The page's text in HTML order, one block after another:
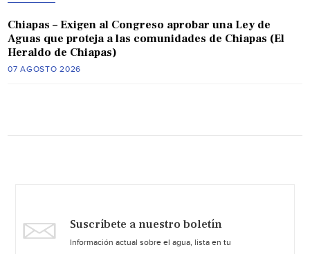
Chiapas – Exigen al Congreso aprobar una Ley de
Aguas que proteja a las comunidades de Chiapas (El
Heraldo de Chiapas)
07 AGOSTO 2026
Suscríbete a nuestro boletín
Información actual sobre el agua, lista en tu